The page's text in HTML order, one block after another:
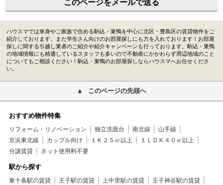
このページをメールで送る
ハウスマでは単身やご家族で住める駒込・巣鴨を中心に北区・豊島区の賃貸物件をご
紹介しております。また学生さん向けのお部屋探しにも力を入れております！お部屋
探しに関する引越し業者のご紹介や紹介キャンペーンも行っております。駒込・巣鴨
の地域情報にも精通しているスタッフも多いので不動産にかかわらず周辺地域のこと
についてもご相談ください！駒込・巣鴨のお部屋探しならハウスマへお任せくださ
い。
このページの先頭へ
おすすめ物件特集
リフォーム・リノベーション 独立洗面台 南北線
山手線
京浜東北線
カップル向け １Ｋ２５㎡以上
１ＬＤＫ４０㎡以上
分譲賃貸
ネット使用料不要
駅から探す
東十条駅の賃貸 王子駅の賃貸 上中里駅の賃貸
王子神谷駅の賃貸